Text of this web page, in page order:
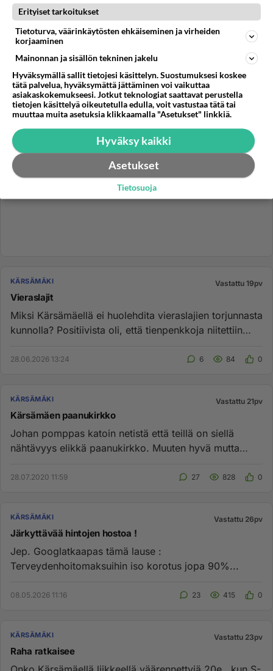
ohi huomenissa. Pitäkääpä silimät auki. Ajoivat
perjantaina Helsing...
17.07.2026 16:13 1
KÄRSÄMÄKI Vastattu 19pv
Vieraslajit
Miksi Kärsämäellä ei huolehdita vieraslajien torjunnasta
kunnolla? Positiivista oli, että tienpenkkoja niitettiin
28.06.2026 13:24 6 84 0
KÄRSÄMÄKI Vastattu 21pv
Kärsämäen paanukirkko
Johan pomppas katoin netistä että teillä on siellä
nähtävyys elikkä paanukirkko. Muuten hyvä mutta
28.07.2020 11:59 27 828 0
KÄRSÄMÄKI Vastattu 26pv
Järkyttävää hintojen hostoa !
Jep. Googlatkaapas tämä lause :
Terveydenhoitomaksuihin iso korotus jopa 90%...
08.05.2026 11:16 23 415 0
KÄRSÄMÄKI Vastattu 23pv
Raha ratkaisee
Erityiset tarkoitukset
Tietoturva, väärinkäytösten ehkäiseminen ja virheiden
korjaaminen
Mainonnan ja sisällön tekninen jakelu
Hyväksymällä sallit tietojesi käsittelyn. Suostumuksesi koskee
tätä palvelua, hyväksymättä jättäminen voi vaikuttaa
asiakaskokemukseesi. Jotkut teknologiat saattavat perustella
tietojen käsittelyä oikeutetulla edulla, voit vastustaa tätä tai
muuttaa muita asetuksia klikkaamalla "Asetukset" linkkiä.
Hyväksy kaikki
Asetukset
Tietosuoja